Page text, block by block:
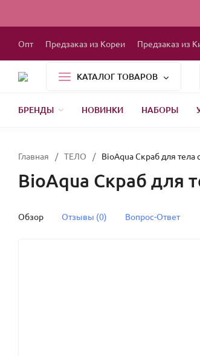
Опт Предзаказ из Кореи Предзаказ из
КАТАЛОГ ТОВАРОВ
БРЕНДЫ НОВИНКИ НАБОРЫ
Главная / ТЕЛО / BioAqua Скраб для
BioAqua Скраб для
Обзор Отзывы (0) Вопрос-Ответ